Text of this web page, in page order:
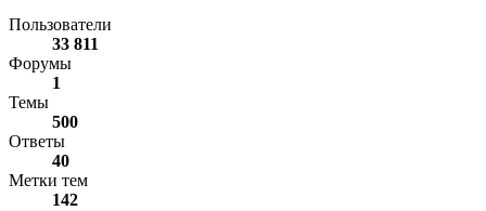
Пользователи
33 811
Форумы
1
Темы
500
Ответы
40
Метки тем
142